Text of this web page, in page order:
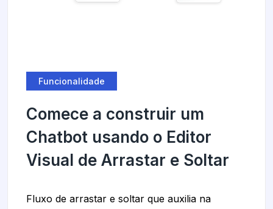
Funcionalidade
Comece a construir um
Chatbot usando o Editor
Visual de Arrastar e Soltar
Fluxo de arrastar e soltar que auxilia na